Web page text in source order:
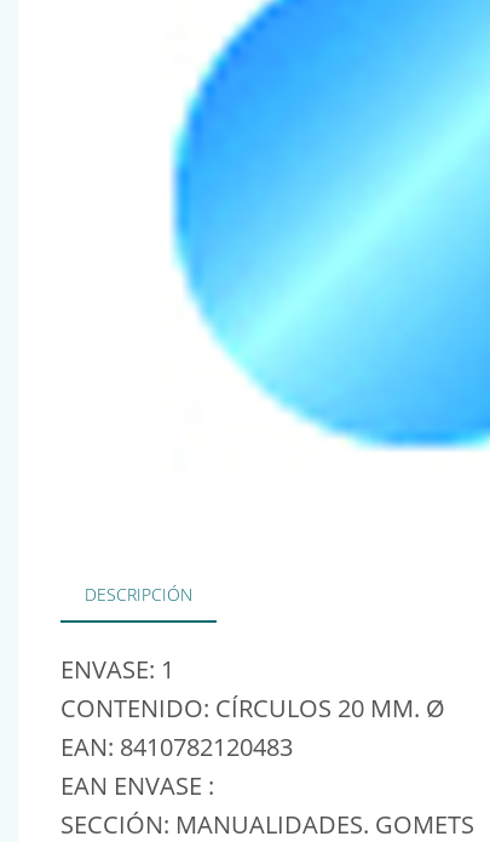
DESCRIPCIÓN
ENVASE: 1
CONTENIDO: CÍRCULOS 20 MM. Ø
EAN: 8410782120483
EAN ENVASE :
SECCIÓN: MANUALIDADES. GOMETS